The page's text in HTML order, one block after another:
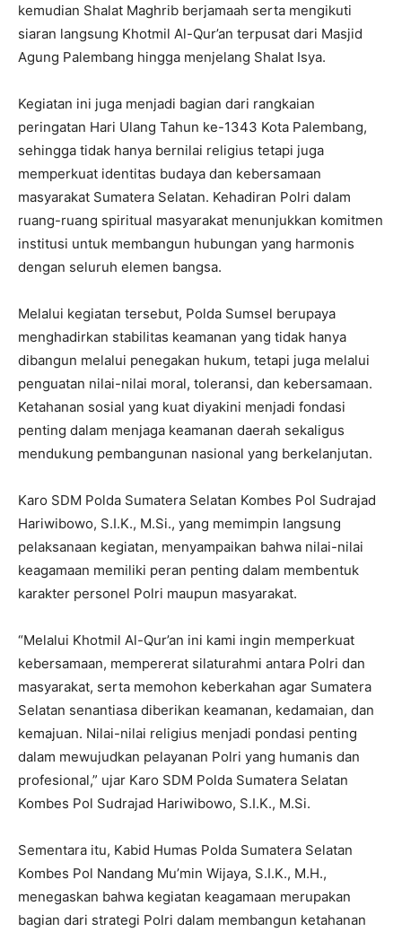
kemudian Shalat Maghrib berjamaah serta mengikuti
siaran langsung Khotmil Al-Qur’an terpusat dari Masjid
Agung Palembang hingga menjelang Shalat Isya.
Kegiatan ini juga menjadi bagian dari rangkaian
peringatan Hari Ulang Tahun ke-1343 Kota Palembang,
sehingga tidak hanya bernilai religius tetapi juga
memperkuat identitas budaya dan kebersamaan
masyarakat Sumatera Selatan. Kehadiran Polri dalam
ruang-ruang spiritual masyarakat menunjukkan komitmen
institusi untuk membangun hubungan yang harmonis
dengan seluruh elemen bangsa.
Melalui kegiatan tersebut, Polda Sumsel berupaya
menghadirkan stabilitas keamanan yang tidak hanya
dibangun melalui penegakan hukum, tetapi juga melalui
penguatan nilai-nilai moral, toleransi, dan kebersamaan.
Ketahanan sosial yang kuat diyakini menjadi fondasi
penting dalam menjaga keamanan daerah sekaligus
mendukung pembangunan nasional yang berkelanjutan.
Karo SDM Polda Sumatera Selatan Kombes Pol Sudrajad
Hariwibowo, S.I.K., M.Si., yang memimpin langsung
pelaksanaan kegiatan, menyampaikan bahwa nilai-nilai
keagamaan memiliki peran penting dalam membentuk
karakter personel Polri maupun masyarakat.
“Melalui Khotmil Al-Qur’an ini kami ingin memperkuat
kebersamaan, mempererat silaturahmi antara Polri dan
masyarakat, serta memohon keberkahan agar Sumatera
Selatan senantiasa diberikan keamanan, kedamaian, dan
kemajuan. Nilai-nilai religius menjadi pondasi penting
dalam mewujudkan pelayanan Polri yang humanis dan
profesional,” ujar Karo SDM Polda Sumatera Selatan
Kombes Pol Sudrajad Hariwibowo, S.I.K., M.Si.
Sementara itu, Kabid Humas Polda Sumatera Selatan
Kombes Pol Nandang Mu’min Wijaya, S.I.K., M.H.,
menegaskan bahwa kegiatan keagamaan merupakan
bagian dari strategi Polri dalam membangun ketahanan